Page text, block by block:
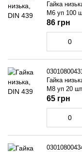
Гайка
M6 уп 100
86 грн
Гайка
M8 уп 20
65 грн